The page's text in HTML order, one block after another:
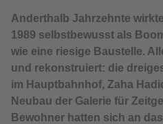
Anderthalb Jahrzehnte
1989 selbstbewusst als
wie eine riesige Baustelle.
und rekonstruiert: die
im Hauptbahnhof, Zaha
Neubau der Galerie für
Bewohner hatten sich an